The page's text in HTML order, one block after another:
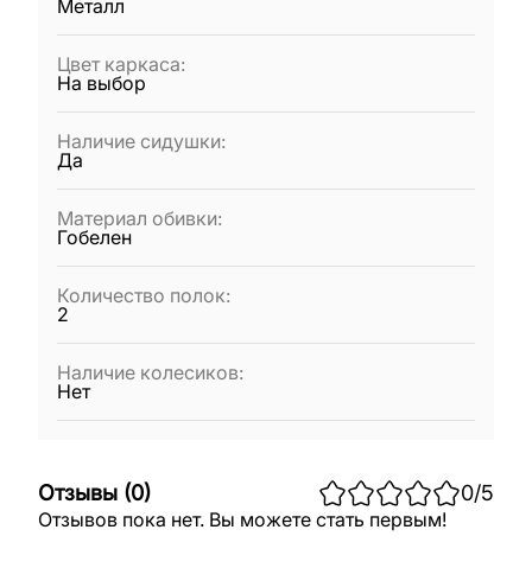
Металл
Цвет каркаса:
На выбор
Наличие сидушки:
Да
Материал обивки:
Гобелен
Количество полок:
2
Наличие колесиков:
Нет
Отзывы (0) 0/5
Отзывов пока нет. Вы можете стать первым!